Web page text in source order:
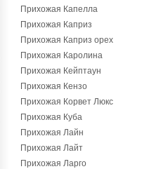
Прихожая Капелла
Прихожая Каприз
Прихожая Каприз орех
Прихожая Каролина
Прихожая Кейптаун
Прихожая Кензо
Прихожая Корвет Люкс
Прихожая Куба
Прихожая Лайн
Прихожая Лайт
Прихожая Ларго